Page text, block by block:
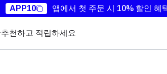
APP10 앱에서 첫 주문 시 10% 할인 혜
추천하고 적립하세요